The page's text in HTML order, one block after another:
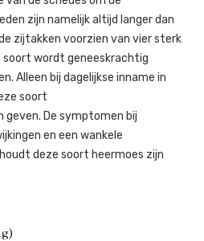
zijn namelijk altijd langer dan
zijtakken voorzien van vier sterk
soort wordt geneeskrachtig
Alleen bij dagelijkse inname in
soort
De symptomen bij
en een wankele
deze soort heermoes zijn